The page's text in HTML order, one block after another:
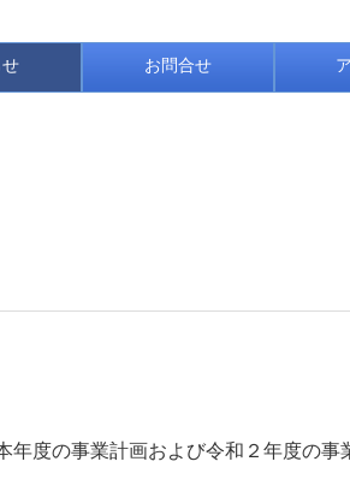
お問合せ
度の事業計画および令和２年度の事